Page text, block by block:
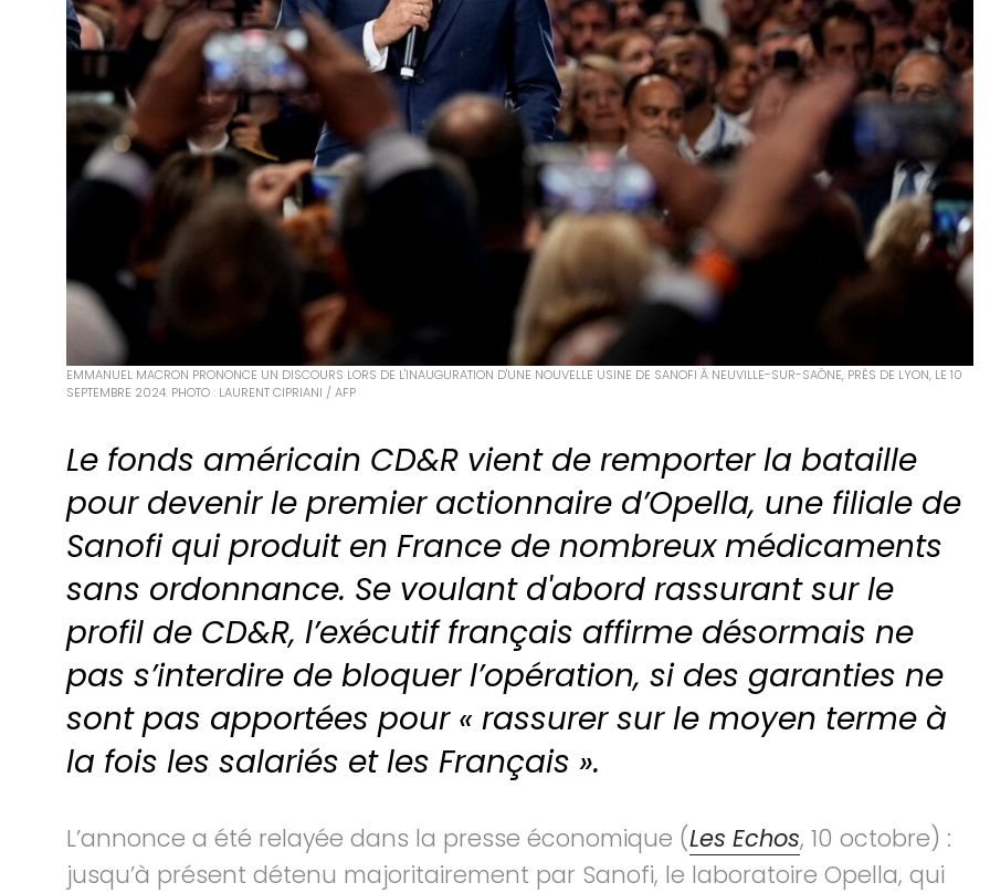
EMMANUEL MACRON PRONONCE UN DISCOURS LORS DE L'INAUGURATION D'UNE NOUVELLE USINE DE SANOFI À NEUVILLE-SUR-SAÔNE, PRÈS DE LYON, LE 10
SEPTEMBRE 2024. PHOTO : LAURENT CIPRIANI / AFP
Le fonds américain CD&R vient de remporter la bataille
pour devenir le premier actionnaire d’Opella, une filiale de
Sanofi qui produit en France de nombreux médicaments
sans ordonnance. Se voulant d'abord rassurant sur le
profil de CD&R, l’exécutif français affirme désormais ne
pas s’interdire de bloquer l’opération, si des garanties ne
sont pas apportées pour « rassurer sur le moyen terme à
la fois les salariés et les Français ».
L’annonce a été relayée dans la presse économique (Les Echos, 10 octobre) :
jusqu’à présent détenu majoritairement par Sanofi, le laboratoire Opella, qui